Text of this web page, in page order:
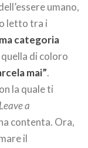
umano,
letto tra i
categoria
di coloro
mai”.
la quale ti
Leave a
contenta. Ora,
il